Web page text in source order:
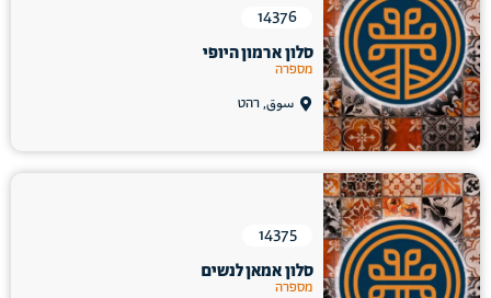
14376
סלון ארמון היופי
מספרה
سوق, רהט
14375
סלון אמאן לנשים
מספרה